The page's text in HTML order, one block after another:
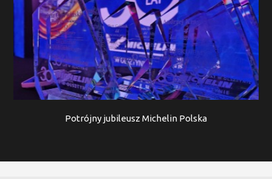
Potrójny jubileusz Michelin Polska